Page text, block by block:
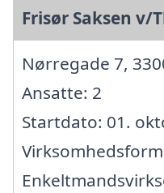
Frisør Saksen v/
Nørregade 7,
Ansatte: 2
Startdato: 01.